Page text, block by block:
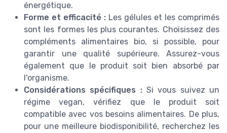
énergétique.
Forme et efficacité : Les gélules et les comprimés
sont les formes les plus courantes. Choisissez des
compléments alimentaires bio, si possible, pour
garantir une qualité supérieure. Assurez-vous
également que le produit soit bien absorbé par
l'organisme.
Considérations spécifiques :Si vous suivez un
régime vegan, vérifiez que le produit soit
compatible avec vos besoins alimentaires. De plus,
pour une meilleure biodisponibilité, recherchez les